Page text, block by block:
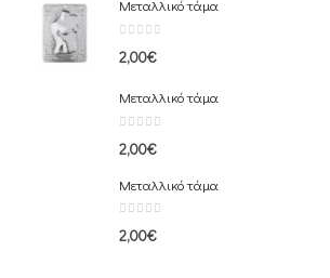
Μεταλλικό τάμα
2,00€
Μεταλλικό τάμα
2,00€
Μεταλλικό τάμα
2,00€